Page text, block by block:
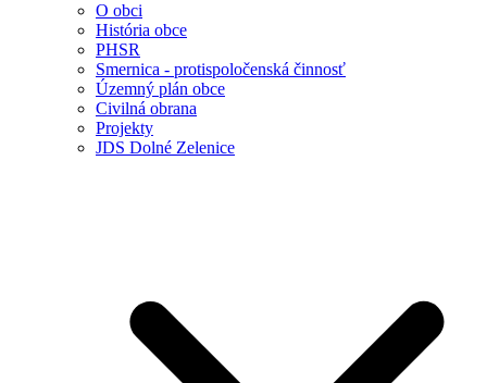
O obci
História obce
PHSR
Smernica - protispoločenská činnosť
Územný plán obce
Civilná obrana
Projekty
JDS Dolné Zelenice